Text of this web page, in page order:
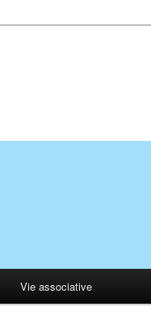
Vie associative